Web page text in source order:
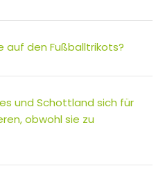
auf den Fußballtrikots?
und Schottland sich für
obwohl sie zu